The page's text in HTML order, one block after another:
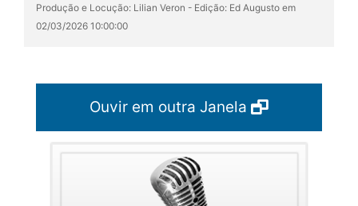
Produção e Locução: Lilian Veron - Edição: Ed Augusto em
02/03/2026 10:00:00
Ouvir em outra Janela